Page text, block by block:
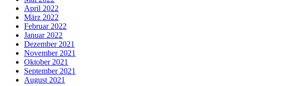
April 2022
März 2022
Februar 2022
Januar 2022
Dezember 2021
November 2021
Oktober 2021
September 2021
August 2021